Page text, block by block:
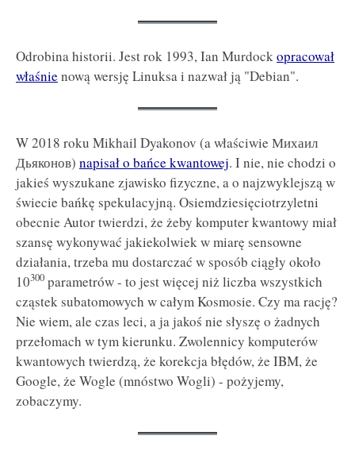
Odrobina historii. Jest rok 1993, Ian Murdockopracował
właśnie nową wersję Linuksa i nazwał ją "Debian".
W 2018 roku Mikhail Dyakonov (a właściwie Михаил
Дьяконов) napisał o bańce kwantowej. I nie, nie chodzi o
jakieś wyszukane zjawisko fizyczne, a o najzwyklejszą w
świecie bańkę spekulacyjną. Osiemdziesięciotrzyletni
obecnie Autor twierdzi, że żeby komputer kwantowy miał
szansę wykonywać jakiekolwiek w miarę sensowne
działania, trzeba mu dostarczać w sposób ciągły około
10300 parametrów - to jest więcej niż liczba wszystkich
cząstek subatomowych w całym Kosmosie. Czy ma rację?
Nie wiem, ale czas leci, a ja jakoś nie słyszę o żadnych
przełomach w tym kierunku. Zwolennicy komputerów
kwantowych twierdzą, że korekcja błędów, że IBM, że
Google, że Wogle (mnóstwo Wogli) - pożyjemy,
zobaczymy.